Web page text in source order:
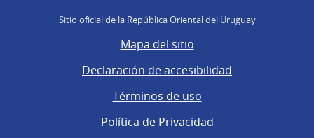
Sitio oficial de la República Oriental del Uruguay
Mapa del sitio
Declaración de accesibilidad
Términos de uso
Política de Privacidad